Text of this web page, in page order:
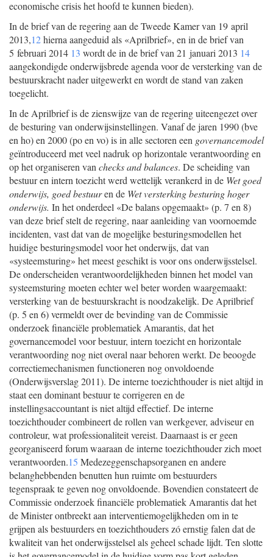
economische crisis het hoofd te kunnen bieden).
In de brief van de regering aan de Tweede Kamer van 19 april
2013,12hierna aangeduid als «Aprilbrief», en in de brief van
5 februari 2014 13 wordt de in de brief van 21 januari 2013 14
aangekondigde onderwijsbrede agenda voor de versterking van de
bestuurskracht nader uitgewerkt en wordt de stand van zaken
toegelicht.
In de Aprilbrief is de zienswijze van de regering uiteengezet over
de besturing van onderwijsinstellingen. Vanaf de jaren 1990 (bve
en ho) en 2000 (po en vo) is in alle sectoren een governancemodel
geïntroduceerd met veel nadruk op horizontale verantwoording en
op het organiseren van checks and balances. De scheiding van
bestuur en intern toezicht werd wettelijk verankerd in de Wet goed
onderwijs, goed bestuuren de Wet versterking besturing hoger
onderwijs. In het onderdeel «De balans opgemaakt» (p. 7 en 8)
van deze brief stelt de regering, naar aanleiding van voornoemde
incidenten, vast dat van de mogelijke besturingsmodellen het
huidige besturingsmodel voor het onderwijs, dat van
«systeemsturing» het meest geschikt is voor ons onderwijsstelsel.
De onderscheiden verantwoordelijkheden binnen het model van
systeemsturing moeten echter wel beter worden waargemaakt:
versterking van de bestuurskracht is noodzakelijk. De Aprilbrief
(p. 5 en 6) vermeldt over de bevinding van de Commissie
onderzoek financiële problematiek Amarantis, dat het
governancemodel voor bestuur, intern toezicht en horizontale
verantwoording nog niet overal naar behoren werkt. De beoogde
correctiemechanismen functioneren nog onvoldoende
(Onderwijsverslag 2011). De interne toezichthouder is niet altijd in
staat een dominant bestuur te corrigeren en de
instellingsaccountant is niet altijd effectief. De interne
toezichthouder combineert de rollen van werkgever, adviseur en
controleur, wat professionaliteit vereist. Daarnaast is er geen
georganiseerd forum waaraan de interne toezichthouder zich moet
verantwoorden.15 Medezeggenschapsorganen en andere
belanghebbenden benutten hun ruimte om bestuurders
tegenspraak te geven nog onvoldoende. Bovendien constateert de
Commissie onderzoek financiële problematiek Amarantis dat het
de Minister ontbreekt aan interventiemogelijkheden om in te
grijpen als bestuurders en toezichthouders zó ernstig falen dat de
kwaliteit van het onderwijsstelsel als geheel schade lijdt. Ten slotte